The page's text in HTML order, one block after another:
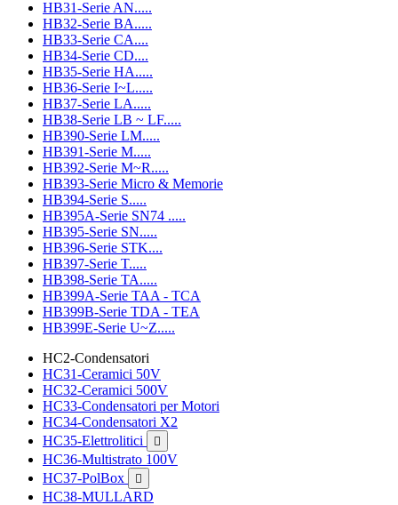
HB31-Serie AN.....
HB32-Serie BA.....
HB33-Serie CA....
HB34-Serie CD....
HB35-Serie HA.....
HB36-Serie I~L.....
HB37-Serie LA.....
HB38-Serie LB ~ LF.....
HB390-Serie LM.....
HB391-Serie M.....
HB392-Serie M~R.....
HB393-Serie Micro & Memorie
HB394-Serie S.....
HB395A-Serie SN74 .....
HB395-Serie SN.....
HB396-Serie STK....
HB397-Serie T.....
HB398-Serie TA.....
HB399A-Serie TAA - TCA
HB399B-Serie TDA - TEA
HB399E-Serie U~Z.....
HC2-Condensatori
HC31-Ceramici 50V
HC32-Ceramici 500V
HC33-Condensatori per Motori
HC34-Condensatori X2
HC35-Elettrolitici

HC36-Multistrato 100V
HC37-PolBox

HC38-MULLARD